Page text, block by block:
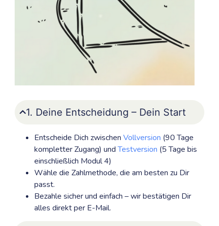
1. Deine Entscheidung – Dein Start
Entscheide Dich zwischen Vollversion (90 Tage
kompletter Zugang) undTestversion (5 Tage bis
einschließlich Modul 4)
Wähle die Zahlmethode, die am besten zu Dir
passt.
Bezahle sicher und einfach – wir bestätigen Dir
alles direkt per E-Mail.